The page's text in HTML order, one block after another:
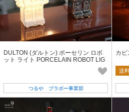
DULTON (ダルトン) ポーセリン ロボ
ット ライト PORCELAIN ROBOT LIG
つるや ブラボー事業部
カ
送